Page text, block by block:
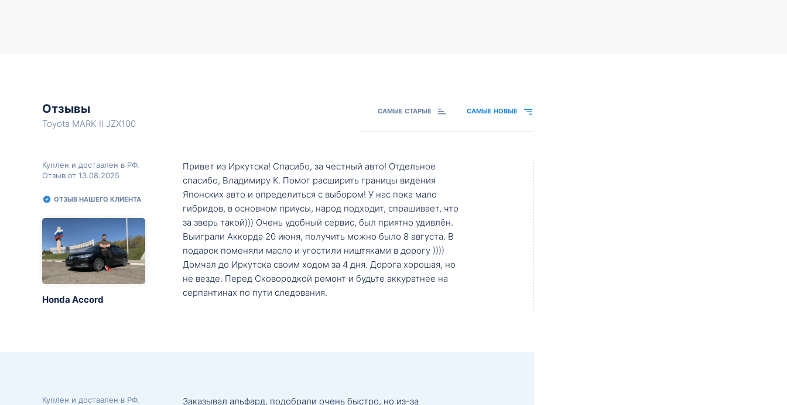
Отзывы
Toyota MARK II JZX100
САМЫЕ СТАРЫЕ САМЫЕ НОВЫЕ
Куплен и доставлен в РФ.
Отзыв от 13.08.2025
ОТЗЫВ НАШЕГО КЛИЕНТА
Honda Accord
Привет из Иркутска! Спасибо, за честный авто! Отдельное
спасибо, Владимиру К. Помог расширить границы видения
Японских авто и определиться с выбором! У нас пока мало
гибридов, в основном приусы, народ подходит, спрашивает, что
за зверь такой))) Очень удобный сервис, был приятно удивлён.
Выиграли Аккорда 20 июня, получить можно было 8 августа. В
подарок поменяли масло и угостили ништяками в дорогу ))))
Домчал до Иркутска своим ходом за 4 дня. Дорога хорошая, но
не везде. Перед Сковородкой ремонт и будьте аккуратнее на
серпантинах по пути следования.
Куплен и доставлен в РФ.
Заказывал альфард, подобрали очень быстро, но из-за